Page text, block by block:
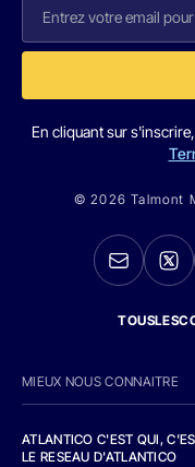
En cliquant sur
© 2026 Talmont
MIEUX NOUS CONNAITRE
ATLANTICO C'EST QUI,
LE RESEAU D'ATLANTICO